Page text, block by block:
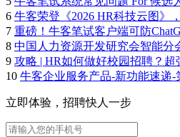
6 牛客荣登《2026 HR科技云图》
7 重磅！牛客笔试客户端可防
8 中国人力资源开发研究会智能分
9 攻略 | HR如何做好校园招聘？超
10 牛客企业服务产品-新功能速递-
立即体验，招聘快人一步